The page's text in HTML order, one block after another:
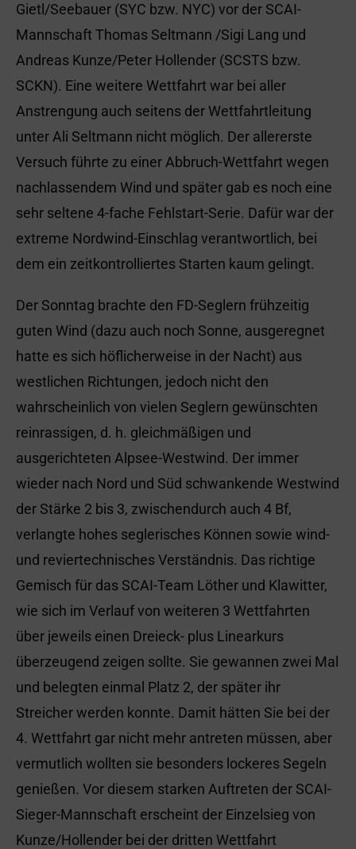
Gietl/Seebauer (SYC bzw. NYC) vor der SCAI-
Mannschaft Thomas Seltmann /Sigi Lang und
Andreas Kunze/Peter Hollender (SCSTS bzw.
SCKN). Eine weitere Wettfahrt war bei aller
Anstrengung auch seitens der Wettfahrtleitung
unter Ali Seltmann nicht möglich. Der allererste
Versuch führte zu einer Abbruch-Wettfahrt wegen
nachlassendem Wind und später gab es noch eine
sehr seltene 4-fache Fehlstart-Serie. Dafür war der
extreme Nordwind-Einschlag verantwortlich, bei
dem ein zeitkontrolliertes Starten kaum gelingt.
Der Sonntag brachte den FD-Seglern frühzeitig
guten Wind (dazu auch noch Sonne, ausgeregnet
hatte es sich höflicherweise in der Nacht) aus
westlichen Richtungen, jedoch nicht den
wahrscheinlich von vielen Seglern gewünschten
reinrassigen, d. h. gleichmäßigen und
ausgerichteten Alpsee-Westwind. Der immer
wieder nach Nord und Süd schwankende Westwind
der Stärke 2 bis 3, zwischendurch auch 4 Bf,
verlangte hohes seglerisches Können sowie wind-
und reviertechnisches Verständnis. Das richtige
Gemisch für das SCAI-Team Löther und Klawitter,
wie sich im Verlauf von weiteren 3 Wettfahrten
über jeweils einen Dreieck- plus Linearkurs
überzeugend zeigen sollte. Sie gewannen zwei Mal
und belegten einmal Platz 2, der später ihr
Streicher werden konnte. Damit hätten Sie bei der
4. Wettfahrt gar nicht mehr antreten müssen, aber
vermutlich wollten sie besonders lockeres Segeln
genießen. Vor diesem starken Auftreten der SCAI-
Sieger-Mannschaft erscheint der Einzelsieg von
Kunze/Hollender bei der dritten Wettfahrt